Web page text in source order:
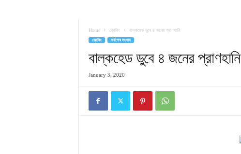
Home ব্রেকিং বাল্কহেড ডুবে ৪ জনের প্রাণহানি
ব্রেকিং সর্বশেষ সংবাদ
বাল্কহেড ডুবে ৪ জনের প্রাণহানি
January 3, 2020